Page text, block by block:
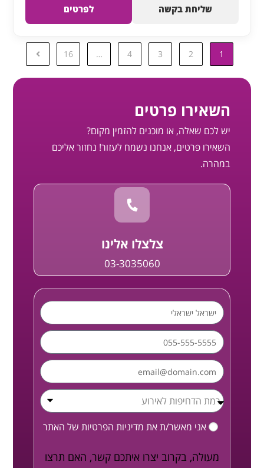
שליחת בקשה לפרטים
1
2
3
4
…
16
השאירו פרטים
יש לכם שאלה, או מוכנים להזמין מקום?
השאירו פרטים, אנחנו נשמח לעזור! נחזור אליכם
במהרה.
צלצלו אלינו
03-3035060
אני מאשר/ת את מדיניות הפרטיות של האתר
מעולה, בקרוב יצרו איתכם קשר, האם תרצו